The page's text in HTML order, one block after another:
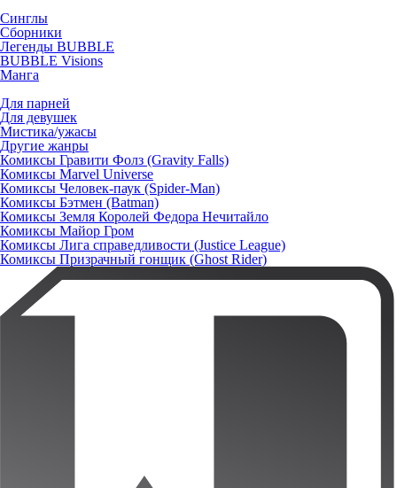
Синглы
Сборники
Легенды BUBBLE
BUBBLE Visions
Манга
Для парней
Для девушек
Мистика/ужасы
Другие жанры
Комиксы Гравити Фолз (Gravity Falls)
Комиксы Marvel Universe
Комиксы Человек-паук (Spider-Man)
Комиксы Бэтмен (Batman)
Комиксы Земля Королей Федора Нечитайло
Комиксы Майор Гром
Комиксы Лига справедливости (Justice League)
Комиксы Призрачный гонщик (Ghost Rider)